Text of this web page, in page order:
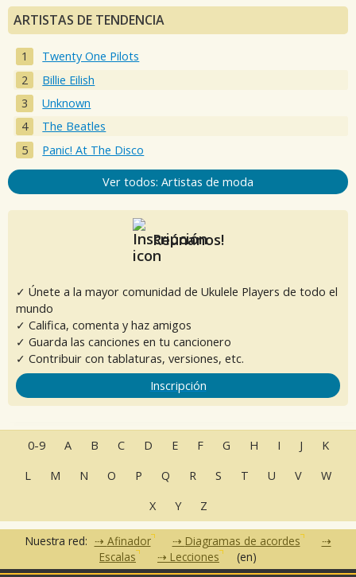
ARTISTAS DE TENDENCIA
Twenty One Pilots
Billie Eilish
Unknown
The Beatles
Panic! At The Disco
Ver todos: Artistas de moda
Reúnanos!
✓ Únete a la mayor comunidad de Ukulele Players de todo el
mundo
✓ Califica, comenta y haz amigos
✓ Guarda las canciones en tu cancionero
✓ Contribuir con tablaturas, versiones, etc.
Inscripción
0-9 A B C D E F G H I J
K
L
M N O P Q R S T U V
W
X
Y Z
Nuestra red: Afinador
Diagramas de acordes
Escalas
Lecciones (en)